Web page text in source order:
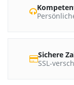
Sichere
SSL-